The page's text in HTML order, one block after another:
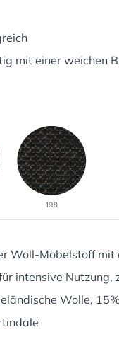
mit einer weichen
Woll-Möbelstoff
intensive
Wolle,